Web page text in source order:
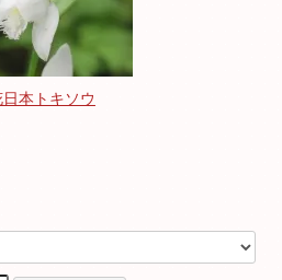
日本トキソウ